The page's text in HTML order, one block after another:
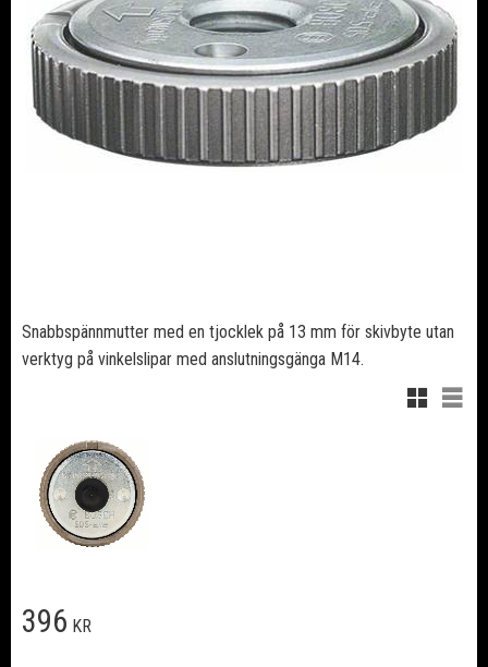
Snabbspännmutter med en tjocklek på 13 mm för skivbyte utan
verktyg på vinkelslipar med anslutningsgänga M14.
Rutnätsvy
396 KR